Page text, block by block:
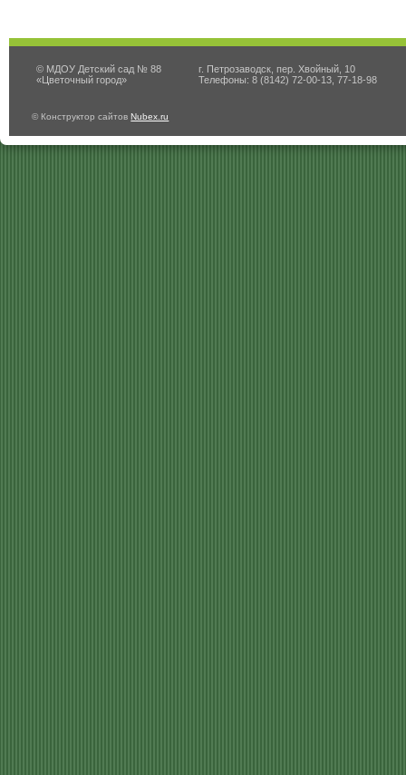
© МДОУ Детский сад № 88
«Цветочный город»
г. Петрозаводск, пер. Хвойный, 10
Телефоны: 8 (8142) 72-00-13, 77-18-98
© Конструктор сайтовNubex.ru